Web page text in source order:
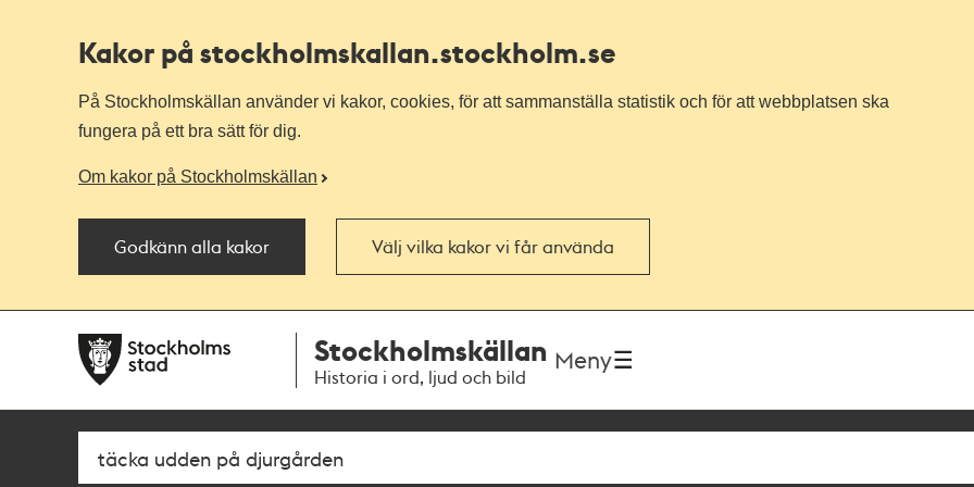
Kakor på stockholmskallan.stockholm.se
På Stockholmskällan använder vi kakor, cookies, för att sammanställa statistik och för att webbplatsen ska
fungera på ett bra sätt för dig.
Om kakor på Stockholmskällan
Godkänn alla kakor Välj vilka kakor vi får använda
navigationen
huvudinnehållet
Stockholmskällan
Historia i ord, ljud och bild
Meny
Sök